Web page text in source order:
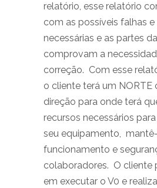
relatório, esse relatório
com as possíveis falhas
necessárias e as partes
comprovam a
correção. Com esse
o cliente terá um NORTE
direção para onde terá
recursos necessários
seu equipamento,
funcionamento e
colaboradores. O cliente
em executar o V0 e